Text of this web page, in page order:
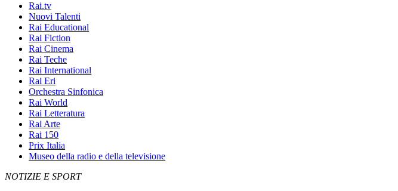
Rai.tv
Nuovi Talenti
Rai Educational
Rai Fiction
Rai Cinema
Rai Teche
Rai International
Rai Eri
Orchestra Sinfonica
Rai World
Rai Letteratura
Rai Arte
Rai 150
Prix Italia
Museo della radio e della televisione
NOTIZIE E SPORT